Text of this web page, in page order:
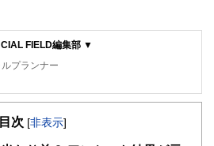
FIELD編集部 ▼
プランナー
集部は、金融、経済に関する記事を、日々
も理解できるようわかりやすく発信していま
目次 [非表示]